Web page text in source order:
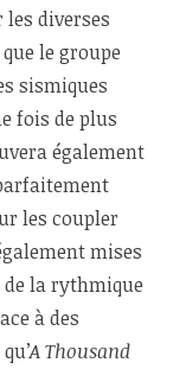
diverses
le groupe
sismiques
fois de plus
également
les coupler
mises
la rythmique
à des
A Thousand